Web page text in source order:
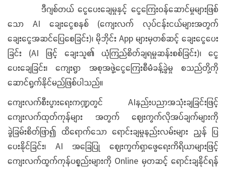
ဒီဂျစ်တယ် ငွေပေးချေမှုနှင့် ငွေကြေးဝန်ဆောင်မှုများဖြစ်
သော AI ချေးငွေစနစ် (ကျေးလက် လုပ်ငန်းငယ်များအတွက်
ချေးငွေအဆင်ပြေစေခြင်း)၊ မိုဘိုင်း App များမှတစ်ဆင့် ချေးငွေပေး
ခြင်း (AI ဖြင့် ချေးသူ၏ ယုံကြည်စိတ်ချရမှုဆန်းစစ်ခြင်း)၊ ငွေ
ပေးချေခြင်း၊ ကျေးရွာ အစုအဖွဲ့ငွေကြေးစီမံခန့်ခွဲမှု စသည်တို့ကို
ဆောင်ရွက်နိုင်မည်ဖြစ်ပါသည်။
ကျေးလက်စီးပွားရေးကဏ္ဍတွင် AIနည်းပညာအသုံးချခြင်းဖြင့်
ကျေးလက်ထုတ်ကုန်များ အတွက် ဈေးကွက်လိုအပ်ချက်များကို
ခွဲခြမ်းစိတ်ဖြာ၍ ထိရောက်သော ရောင်းချမှုနည်းလမ်းများ ညွှန် ပြ
ပေးနိုင်ခြင်း၊ AI အခြေပြု ဈေးကွက်ရှာဖွေရေးကိရိယာများဖြင့်
ကျေးလက်ထွက်ကုန်ပစ္စည်းများကို Online မှတဆင့် ရောင်းချနိုင်ရန်